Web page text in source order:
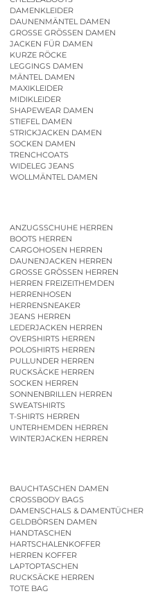
DAMENKLEIDER
DAUNENMÄNTEL DAMEN
GROSSE GRÖSSEN DAMEN
JACKEN FÜR DAMEN
KURZE RÖCKE
LEGGINGS DAMEN
MÄNTEL DAMEN
MAXIKLEIDER
MIDIKLEIDER
SHAPEWEAR DAMEN
STIEFEL DAMEN
STRICKJACKEN DAMEN
SOCKEN DAMEN
TRENCHCOATS
WIDELEG JEANS
WOLLMÄNTEL DAMEN
ANZUGSSCHUHE HERREN
BOOTS HERREN
CARGOHOSEN HERREN
DAUNENJACKEN HERREN
GROSSE GRÖSSEN HERREN
HERREN FREIZEITHEMDEN
HERRENHOSEN
HERRENSNEAKER
JEANS HERREN
LEDERJACKEN HERREN
OVERSHIRTS HERREN
POLOSHIRTS HERREN
PULLUNDER HERREN
RUCKSÄCKE HERREN
SOCKEN HERREN
SONNENBRILLEN HERREN
SWEATSHIRTS
T-SHIRTS HERREN
UNTERHEMDEN HERREN
WINTERJACKEN HERREN
BAUCHTASCHEN DAMEN
CROSSBODY BAGS
DAMENSCHALS & DAMENTÜCHER
GELDBÖRSEN DAMEN
HANDTASCHEN
HARTSCHALENKOFFER
HERREN KOFFER
LAPTOPTASCHEN
RUCKSÄCKE HERREN
TOTE BAG